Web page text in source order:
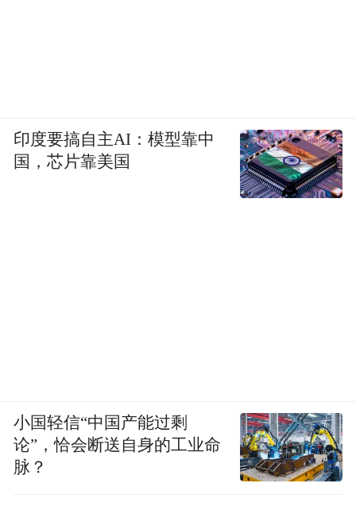
印度要搞自主AI：模型靠中
国，芯片靠美国
小国轻信“中国产能过剩
论”，恰会断送自身的工业命
脉？